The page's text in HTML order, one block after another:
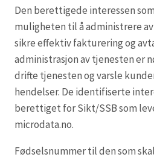
Den berettigede interessen
muligheten til å administrere
sikre effektiv fakturering og
administrasjon av tjenesten er
drifte tjenesten og varsle
hendelser. De identifiserte
berettiget for Sikt/SSB som
microdata.no.
Fødselsnummer til den som